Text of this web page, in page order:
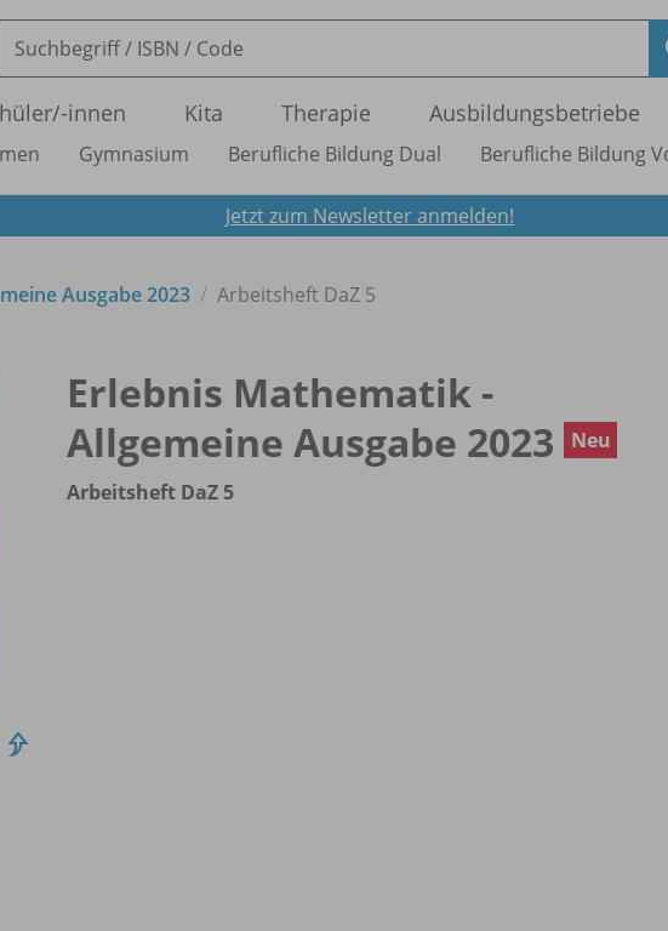
-innen Kita Therapie Ausbildungsbetriebe
Gymnasium Berufliche Bildung Dual Berufliche Bildung
Jetzt zum Newsletter anmelden!
Ausgabe 2023 Arbeitsheft DaZ 5
Erlebnis Mathematik -
Allgemeine Ausgabe 2023
Neu
Arbeitsheft DaZ 5